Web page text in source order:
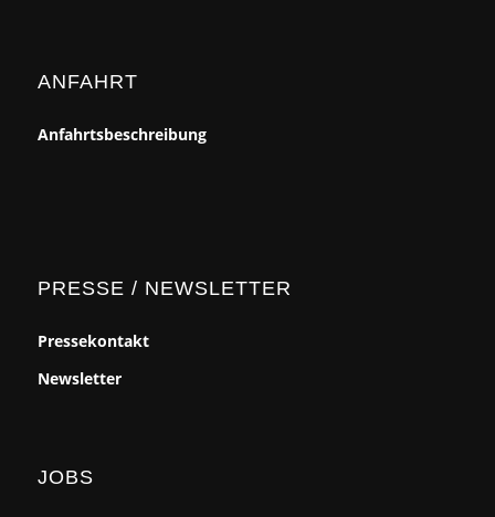
ANFAHRT
Anfahrtsbeschreibung
PRESSE / NEWSLETTER
Pressekontakt
Newsletter
JOBS